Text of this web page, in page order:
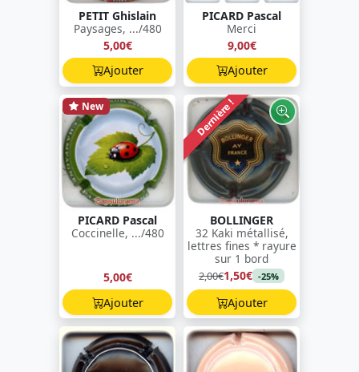
PETIT Ghislain
Paysages, .../480
5,00€
Ajouter
PICARD Pascal
Merci
9,00€
Ajouter
New
PICARD Pascal
Coccinelle, .../480
5,00€
Ajouter
Dernière !
BOLLINGER
32 Kaki métallisé,
lettres fines * rayure
sur 1 bord
2,00€1,50€ -25%
Ajouter